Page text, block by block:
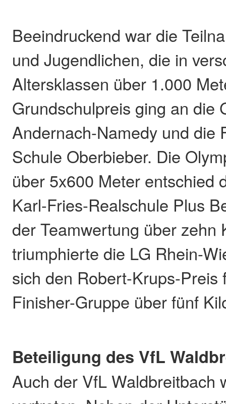
Beeindruckend war die
und Jugendlichen, die in
Altersklassen über 1.000
Grundschulpreis ging an die
Andernach-Namedy und die
Schule Oberbieber. Die
über 5x600 Meter entschied
Karl-Fries-Realschule Plus
der Teamwertung über zehn
triumphierte die LG Rhein-
sich den Robert-Krups-Preis
Finisher-Gruppe über fünf
Beteiligung des VfL
Auch der VfL Waldbreitbach